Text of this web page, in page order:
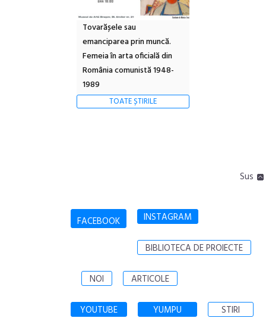
Tovarășele sau
emanciparea prin muncă.
Femeia în arta oficială din
România comunistă 1948-
1989
TOATE ȘTIRILE
Sus
FACEBOOK INSTAGRAM
BIBLIOTECA DE PROIECTE
NOI ARTICOLE
YOUTUBE YUMPU STIRI